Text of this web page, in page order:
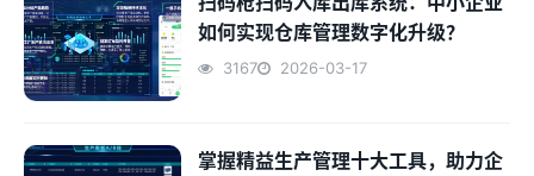
如何实现仓库管理数字化升级？
3167 2026-03-17
掌握精益生产管理十大工具，助力企